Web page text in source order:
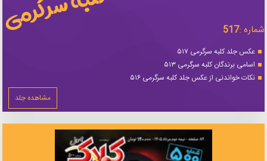
شماره :517
عکس جلد کلبه سرگرمی ۵۱۷
اسامی برندگان کلبه سرگرمی ۵۱۳
نکات خواندنی از عکس جلد کلبه سرگرمی ۵۱۶
مشاهده جلد